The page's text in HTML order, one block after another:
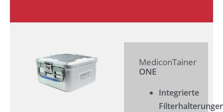
MediconTainer
ONE
Integrierte